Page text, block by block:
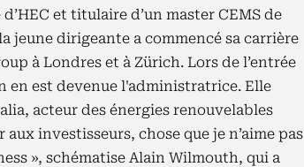
et titulaire d’un master CEMS de
jeune dirigeante a commencé sa carrière
à Londres et à Zürich. Lors de l’entrée
en est devenue l'administratrice. Elle
acteur des énergies renouvelables
investisseurs, chose que je n’aime pas
», schématise Alain Wilmouth, qui a